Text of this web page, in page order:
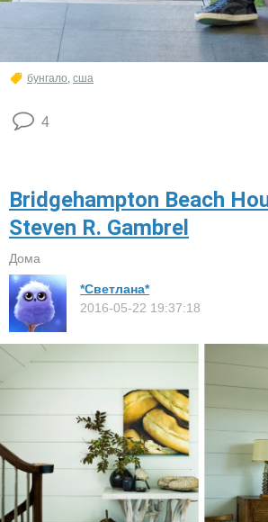
бунгало сша
4
Bridgehampton Beach
Steven R. Gambrel
Дома
*Светлана*
2016-05-22 19:37:18